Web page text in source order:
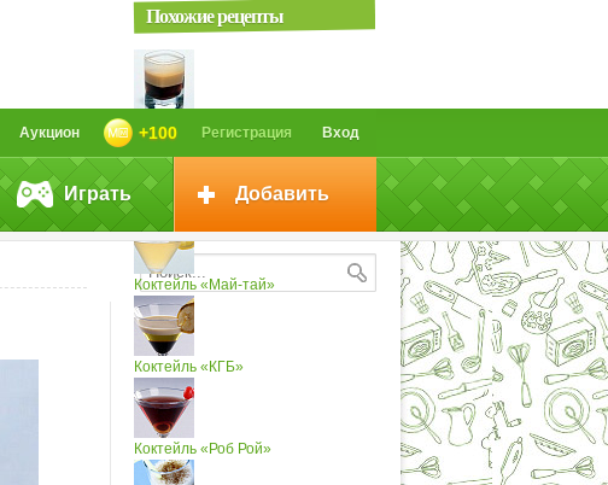
Вход
Регистрация
+100
Аукцион
Играть Добавить
Похожие рецепты
Коктейль «Тип-топ»
Коктейль «Май-тай»
Коктейль «КГБ»
Коктейль «Роб Рой»